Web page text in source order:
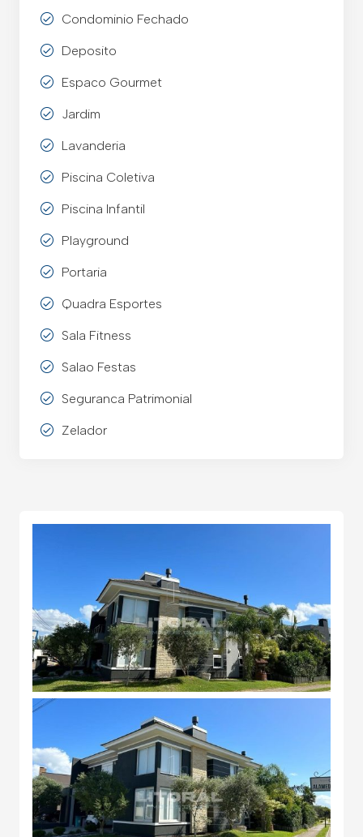
Condominio Fechado
Deposito
Espaco Gourmet
Jardim
Lavanderia
Piscina Coletiva
Piscina Infantil
Playground
Portaria
Quadra Esportes
Sala Fitness
Salao Festas
Seguranca Patrimonial
Zelador